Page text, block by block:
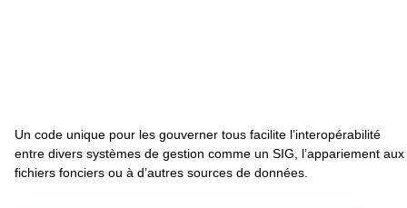
Un code unique pour les gouverner tous facilite l’interopérabilité
entre divers systèmes de gestion comme un SIG, l’appariement aux
fichiers fonciers ou à d’autres sources de données.